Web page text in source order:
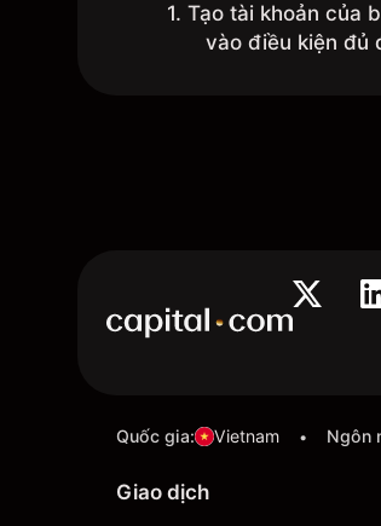
1. Tạo tài khoản của
vào điều kiện đủ
Quốc gia: Vietnam • Ngôn
Giao dịch